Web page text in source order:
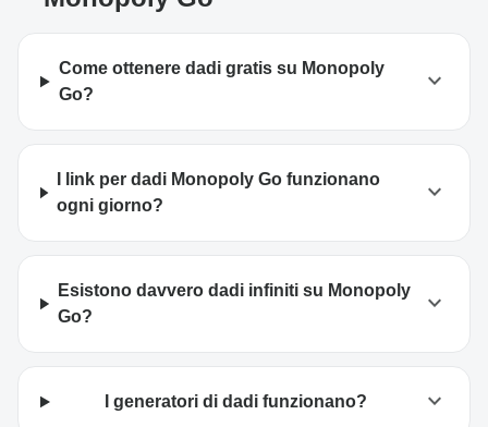
Come ottenere dadi gratis su Monopoly
Go?
expand_more
I link per dadi Monopoly Go funzionano
ogni giorno?
expand_more
Esistono davvero dadi infiniti su Monopoly
Go?
expand_more
I generatori di dadi funzionano? expand_more